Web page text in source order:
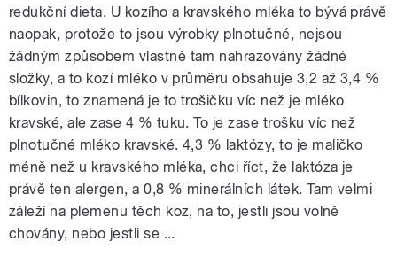
redukční dieta. U kozího a kravského mléka to bývá právě
naopak, protože to jsou výrobky plnotučné, nejsou
žádným způsobem vlastně tam nahrazovány žádné
složky, a to kozí mléko v průměru obsahuje 3,2 až 3,4 %
bílkovin, to znamená je to trošičku víc než je mléko
kravské, ale zase 4 % tuku. To je zase trošku víc než
plnotučné mléko kravské. 4,3 % laktózy, to je maličko
méně než u kravského mléka, chci říct, že laktóza je
právě ten alergen, a 0,8 % minerálních látek. Tam velmi
záleží na plemenu těch koz, na to, jestli jsou volně
chovány, nebo jestli se ...